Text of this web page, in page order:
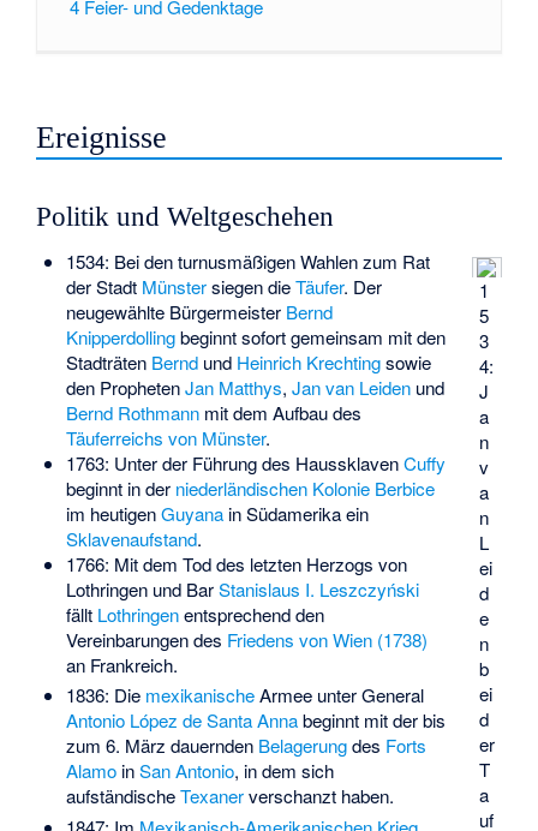
4 Feier- und Gedenktage
Ereignisse
Politik und Weltgeschehen
1
5
3
4:
J
a
n
v
a
n
L
ei
d
e
n
b
ei
d
er
T
a
uf
1534: Bei den turnusmäßigen Wahlen zum Rat
der Stadt Münstersiegen dieTäufer. Der
neugewählte Bürgermeister Bernd
Knipperdollingbeginnt sofort gemeinsam mit den
Stadträten Berndund Heinrich Krechtingsowie
den ProphetenJan Matthys, Jan van Leidenund
Bernd Rothmannmit dem Aufbau des
Täuferreichs von Münster.
1763: Unter der Führung des HaussklavenCuffy
beginnt in der niederländischen Kolonie Berbice
im heutigenGuyanain Südamerika ein
Sklavenaufstand.
1766: Mit dem Tod des letzten Herzogs von
Lothringen und BarStanislaus I. Leszczyński
fällt Lothringenentsprechend den
Vereinbarungen des Friedens von Wien (1738)
an Frankreich.
1836: Die mexikanischeArmee unter General
Antonio López de Santa Annabeginnt mit der bis
zum 6. März dauernden Belagerungdes Forts
AlamoinSan Antonio, in dem sich
aufständischeTexanerverschanzt haben.